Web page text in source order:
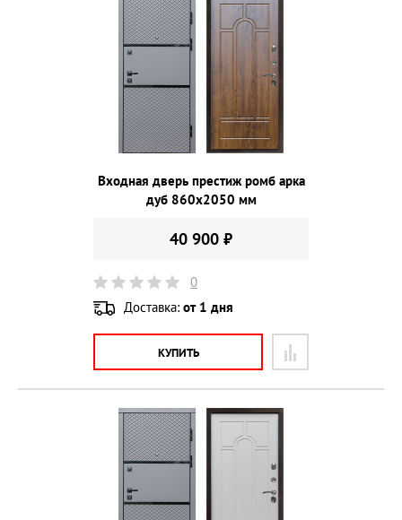
Входная дверь престиж ромб арка
дуб 860х2050 мм
40 900 ₽
0
Доставка: от 1 дня
КУПИТЬ